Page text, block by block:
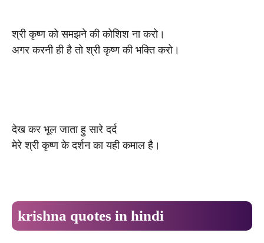
श्री कृष्ण को समझने की कोशिश ना करो।
अगर करनी ही है तो श्री कृष्ण की भक्ति करो।
देख कर भूल जाता हु सारे दर्द
मेरे श्री कृष्ण के दर्शन का यही कमाल है।
krishna quotes in hindi